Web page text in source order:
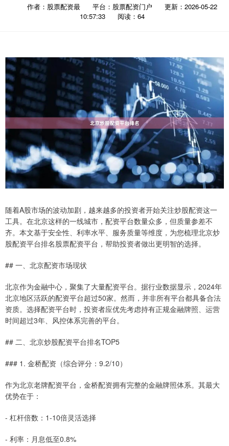
作者：股票配资最 平台：股票配资门户
更新：2026-05-22
10:57:33
阅读：64
随着A股市场的波动加剧，越来越多的投资者开始关注炒股配资这一
工具。在北京这样的一线城市，配资平台数量众多，但质量参差不
齐。本文基于安全性、利率水平、服务质量等维度，为您梳理北京炒
股配资平台排名股票配资平台，帮助投资者做出更明智的选择。
## 一、北京配资市场现状
北京作为金融中心，聚集了大量配资平台。据行业数据显示，2024年
北京地区活跃的配资平台超过50家。然而，并非所有平台都具备合法
资质。选择配资平台时，投资者应优先考虑持有正规金融牌照、运营
时间超过3年、风控体系完善的平台。
## 二、北京炒股配资平台排名TOP5
### 1. 金桥配资（综合评分：9.2/10）
作为北京老牌配资平台，金桥配资拥有完整的金融牌照体系。其最大
优势在于：
- 杠杆倍数：1-10倍灵活选择
- 利率：月息低至0.8%